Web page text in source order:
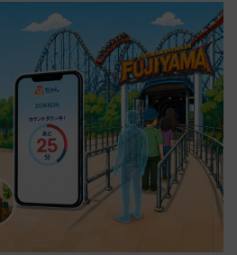
にする一冊